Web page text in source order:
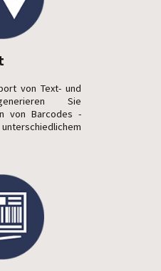
von Text- und
Sie
von Barcodes -